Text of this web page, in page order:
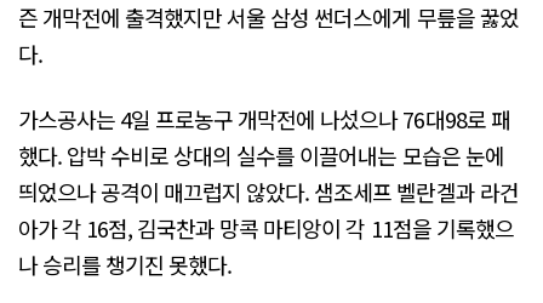
즌 개막전에 출격했지만 서울 삼성 썬더스에게 무릎을 꿇었
다.
가스공사는 4일 프로농구 개막전에 나섰으나 76대98로 패
했다. 압박 수비로 상대의 실수를 이끌어내는 모습은 눈에
띄었으나 공격이 매끄럽지 않았다. 샘조세프 벨란겔과 라건
아가 각 16점, 김국찬과 망콕 마티앙이 각 11점을 기록했으
나 승리를 챙기진 못했다.